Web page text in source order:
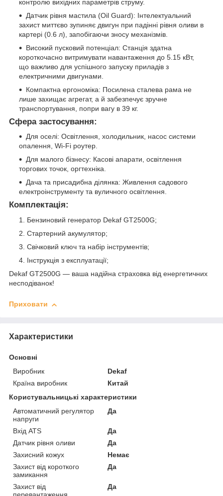
контролю вихідних параметрів струму.
Датчик рівня мастила (Oil Guard): Інтелектуальний
захист миттєво зупиняє двигун при падінні рівня оливи в
картері (0.6 л), запобігаючи зносу механізмів.
Високий пусковий потенціал: Станція здатна
короткочасно витримувати навантаження до 5.15 кВт,
що важливо для успішного запуску приладів з
електричними двигунами.
Компактна ергономіка: Посилена сталева рама не
лише захищає агрегат, а й забезпечує зручне
транспортування, попри вагу в 39 кг.
Сфера застосування:
Для оселі: Освітлення, холодильник, насос системи
опалення, Wi-Fi роутер.
Для малого бізнесу: Касові апарати, освітлення
торгових точок, оргтехніка.
Дача та присадибна ділянка: Живлення садового
електроінструменту та вуличного освітлення.
Комплектація:
Бензиновий генератор Dekaf GT2500G;
Стартерний акумулятор;
Свічковий ключ та набір інструментів;
Інструкція з експлуатації;
Dekaf GT2500G — ваша надійна страховка від енергетичних
несподіванок!
Приховати
Характеристики
Основні
Виробник
Dekaf
Країна виробник
Китай
Користувальницькі характеристики
Автоматичний регулятор
напруги
Да
Вхід ATS
Да
Датчик рівня оливи
Да
Захисний кожух
Немає
Захист від короткого
замикання
Да
Захист від
перевантаження
Да